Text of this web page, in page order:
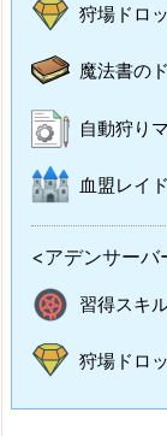
狩場ドロ
魔法書の
自動狩り
血盟レイド
<アデンサーバ
習得スキ
狩場ドロ